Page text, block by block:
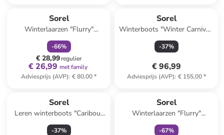
Sorel
Winterlaarzen "Flurry"
lichtroze/grijs
-66%
€ 28,99regulier
€ 26,99 met family
Adviesprijs (AVP): € 80,00*
Sorel
Winterboots "Winter Carnival"
lichtbruin
-37%
€ 96,99
Adviesprijs (AVP): € 155,00*
Sorel
Leren winterboots "Caribou"
grijs
-37%
Sorel
Winterlaarzen "Flurry"
donkerblauw
-67%